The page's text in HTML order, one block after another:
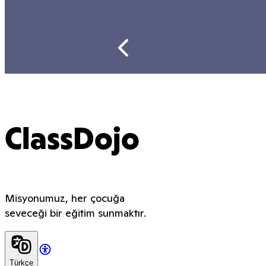
ClassDojo
Misyonumuz, her çocuğa
seveceği bir eğitim sunmaktır.
Türkçe